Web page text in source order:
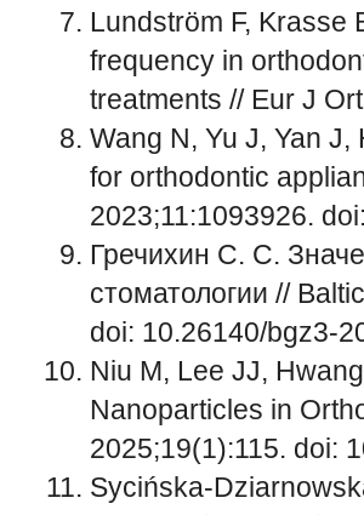
Lundström F, Krasse
frequency in
treatments // Eur J
Wang N, Yu J, Yan
for orthodontic
2023;11:1093926.
Гречихин С. С.
стоматологии //
doi: 10.26140/bgz3-
Niu M, Lee JJ,
Nanoparticles in
2025;19(1):115. doi:
Sycińska-